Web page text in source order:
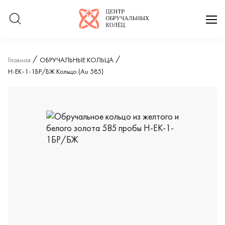
Логотип компании
Главная
ОБРУЧАЛЬНЫЕ КОЛЬЦА
Н-ЕК-1-1БР/БЖ Кольцо (Au 585)